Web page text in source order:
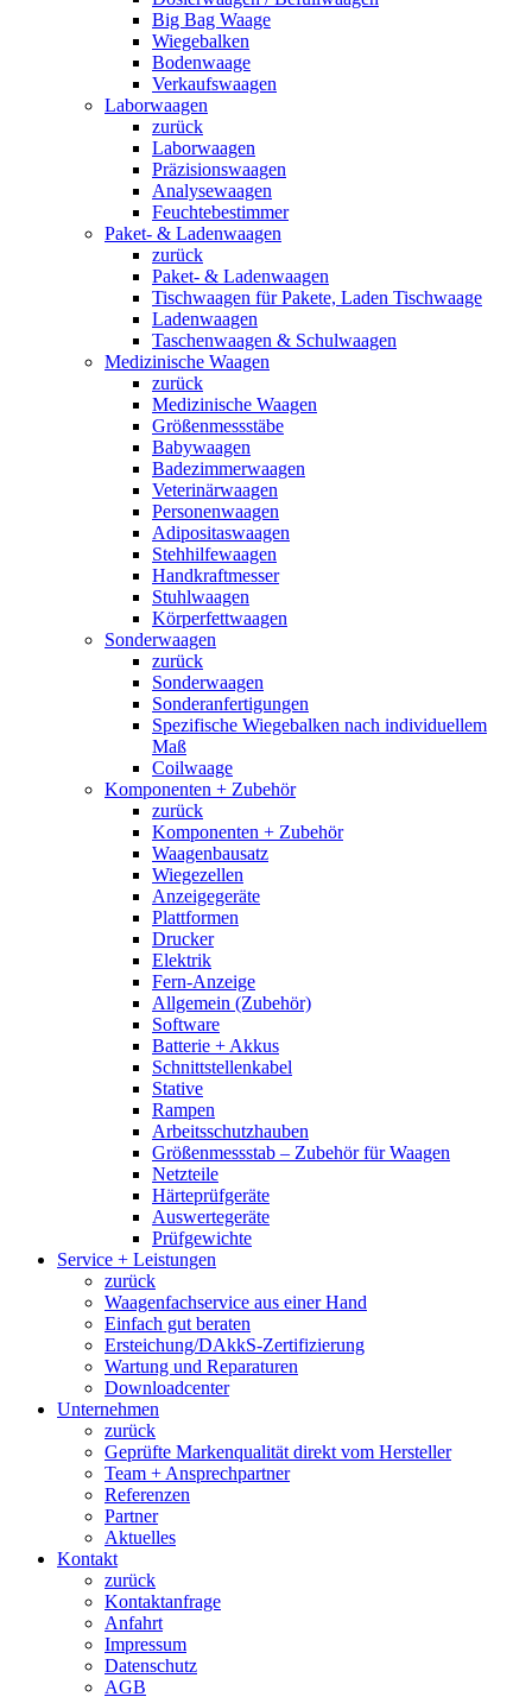
Big Bag Waage
Wiegebalken
Bodenwaage
Verkaufswaagen
Laborwaagen
zurück
Laborwaagen
Präzisionswaagen
Analysewaagen
Feuchtebestimmer
Paket- & Ladenwaagen
zurück
Paket- & Ladenwaagen
Tischwaagen für Pakete, Laden Tischwaage
Ladenwaagen
Taschenwaagen & Schulwaagen
Medizinische Waagen
zurück
Medizinische Waagen
Größenmessstäbe
Babywaagen
Badezimmerwaagen
Veterinärwaagen
Personenwaagen
Adipositaswaagen
Stehhilfewaagen
Handkraftmesser
Stuhlwaagen
Körperfettwaagen
Sonderwaagen
zurück
Sonderwaagen
Sonderanfertigungen
Spezifische Wiegebalken nach individuellem
Maß
Coilwaage
Komponenten + Zubehör
zurück
Komponenten + Zubehör
Waagenbausatz
Wiegezellen
Anzeigegeräte
Plattformen
Drucker
Elektrik
Fern-Anzeige
Allgemein (Zubehör)
Software
Batterie + Akkus
Schnittstellenkabel
Stative
Rampen
Arbeitsschutzhauben
Größenmessstab – Zubehör für Waagen
Netzteile
Härteprüfgeräte
Auswertegeräte
Prüfgewichte
Service + Leistungen
zurück
Waagenfachservice aus einer Hand
Einfach gut beraten
Ersteichung/DAkkS-Zertifizierung
Wartung und Reparaturen
Downloadcenter
Unternehmen
zurück
Geprüfte Markenqualität direkt vom Hersteller
Team + Ansprechpartner
Referenzen
Partner
Aktuelles
Kontakt
zurück
Kontaktanfrage
Anfahrt
Impressum
Datenschutz
AGB